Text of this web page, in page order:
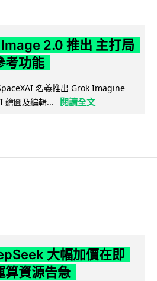
2.0 推出 主打局
考功能
名義推出 Grok Imagine
繪圖及編輯...
閱讀全文
大幅加價在即
算資源告急